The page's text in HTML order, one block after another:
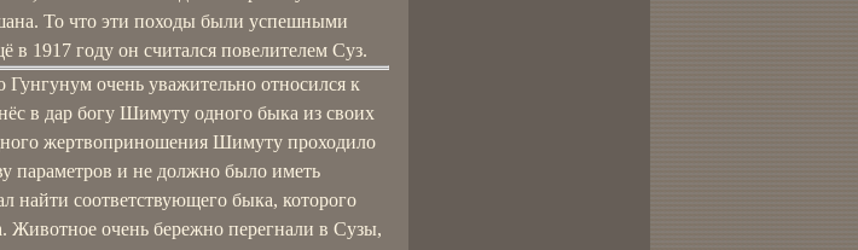
То что эти походы были успешными
в 1917 году он считался повелителем Суз.
очень уважительно относился к
в дар богу Шимуту одного быка из своих
жертвоприношения Шимуту проходило
параметров и не должно было иметь
найти соответствующего быка, которого
Животное очень бережно перегнали в Сузы,